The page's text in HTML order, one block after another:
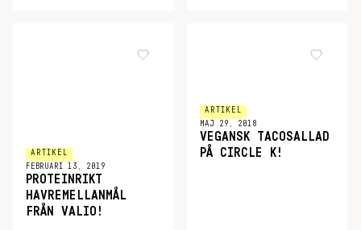
ARTIKEL
FEBRUARI 13, 2019
PROTEINRIKT
HAVREMELLANMÅL
FRÅN VALIO!
ARTIKEL
MAJ 29, 2018
VEGANSK TACOSALLAD
PÅ CIRCLE K!